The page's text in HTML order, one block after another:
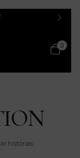
0
histórias,